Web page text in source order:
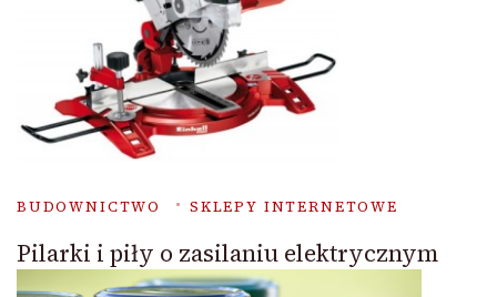
BUDOWNICTWO SKLEPY INTERNETOWE
Pilarki i piły o zasilaniu elektrycznym